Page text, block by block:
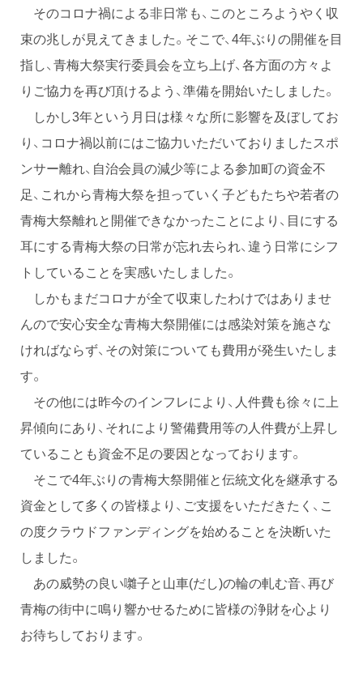
そのコロナ禍による非日常も、このところようやく収
束の兆しが見えてきました。そこで、4年ぶりの開催を目
指し、青梅大祭実行委員会を立ち上げ、各方面の方々よ
りご協力を再び頂けるよう、準備を開始いたしました。
しかし3年という月日は様々な所に影響を及ぼしてお
り、コロナ禍以前にはご協力いただいておりましたスポ
ンサー離れ、自治会員の減少等による参加町の資金不
足、これから青梅大祭を担っていく子どもたちや若者の
青梅大祭離れと開催できなかったことにより、目にする
耳にする青梅大祭の日常が忘れ去られ、違う日常にシフ
トしていることを実感いたしました。
しかもまだコロナが全て収束したわけではありませ
んので安心安全な青梅大祭開催には感染対策を施さな
ければならず、その対策についても費用が発生いたしま
す。
その他には昨今のインフレにより、人件費も徐々に上
昇傾向にあり、それにより警備費用等の人件費が上昇し
ていることも資金不足の要因となっております。
そこで4年ぶりの青梅大祭開催と伝統文化を継承する
資金として多くの皆様より、ご支援をいただきたく、こ
の度クラウドファンディングを始めることを決断いた
しました。
あの威勢の良い囃子と山車(だし)の輪の軋む音、再び
青梅の街中に鳴り響かせるために皆様の浄財を心より
お待ちしております。